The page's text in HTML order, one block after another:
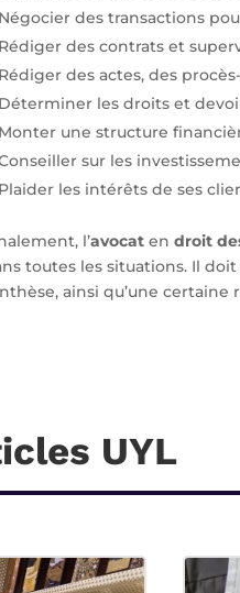
Négocier des transactions
Rédiger des contrats et
Rédiger des actes, des
Déterminer les droits et
Monter une structure
sur les
Plaider les intérêts de ses
l’avocat en droit
toutes les situations. Il
ainsi qu’une
UYL